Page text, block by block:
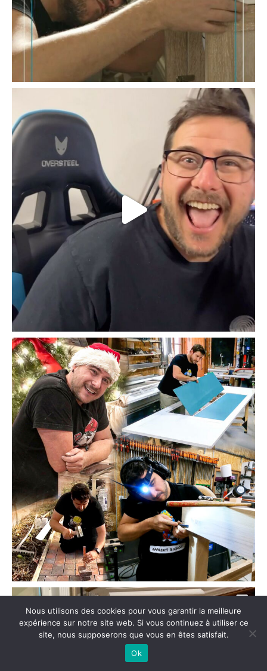
Nous utilisons des cookies pour vous garantir la meilleure
expérience sur notre site web. Si vous continuez à utiliser ce
site, nous supposerons que vous en êtes satisfait.
Ok